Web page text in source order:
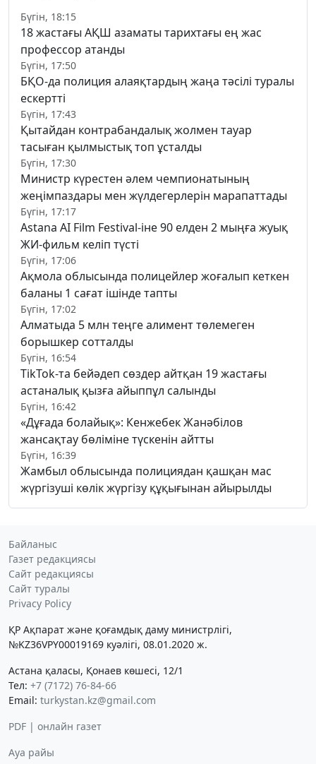
Бүгін, 18:15
18 жастағы АҚШ азаматы тарихтағы ең жас
профессор атанды
Бүгін, 17:50
БҚО-да полиция алаяқтардың жаңа тәсілі туралы
ескертті
Бүгін, 17:43
Қытайдан контрабандалық жолмен тауар
тасыған қылмыстық топ ұсталды
Бүгін, 17:30
Министр күрестен әлем чемпионатының
жеңімпаздары мен жүлдегерлерін марапаттады
Бүгін, 17:17
Astana AI Film Festival-іне 90 елден 2 мыңға жуық
ЖИ-фильм келіп түсті
Бүгін, 17:06
Ақмола облысында полицейлер жоғалып кеткен
баланы 1 сағат ішінде тапты
Бүгін, 17:02
Алматыда 5 млн теңге алимент төлемеген
борышкер сотталды
Бүгін, 16:54
TikTok-та бейәдеп сөздер айтқан 19 жастағы
астаналық қызға айыппұл салынды
Бүгін, 16:42
«Дұғада болайық»: Кенжебек Жанәбілов
жансақтау бөліміне түскенін айтты
Бүгін, 16:39
Жамбыл облысында полициядан қашқан мас
жүргізуші көлік жүргізу құқығынан айырылды
Байланыс
Газет редакциясы
Сайт редакциясы
Сайт туралы
Privacy Policy
ҚР Ақпарат және қоғамдық даму министрлігі,
№KZ36VPY00019169 куәлігі, 08.01.2020 ж.
Астана қаласы, Қонаев көшесі, 12/1
Тел: +7 (7172) 76-84-66
Email: turkystan.kz@gmail.com
PDF | онлайн газет
Ауа райы